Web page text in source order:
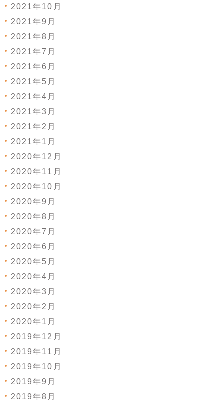
2021年10月
2021年9月
2021年8月
2021年7月
2021年6月
2021年5月
2021年4月
2021年3月
2021年2月
2021年1月
2020年12月
2020年11月
2020年10月
2020年9月
2020年8月
2020年7月
2020年6月
2020年5月
2020年4月
2020年3月
2020年2月
2020年1月
2019年12月
2019年11月
2019年10月
2019年9月
2019年8月